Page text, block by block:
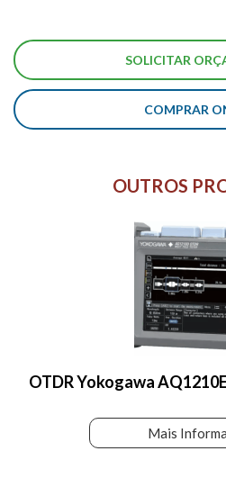
COMPRAR
OUTROS
OTDR Yokogawa
Mais